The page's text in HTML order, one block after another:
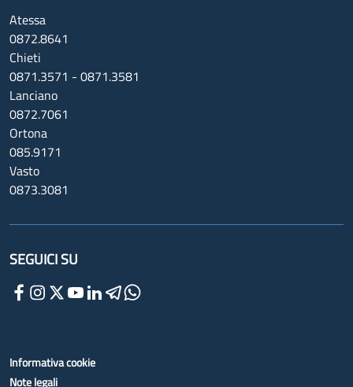
Atessa
0872.8641
Chieti
0871.3571 - 0871.3581
Lanciano
0872.7061
Ortona
085.9171
Vasto
0873.3081
SEGUICI SU
Informativa cookie
Note legali